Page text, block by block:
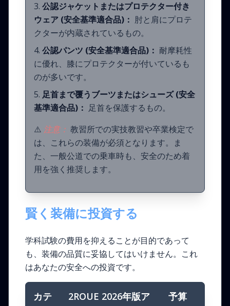
公認ジャケットまたはプロテクター付き
ウェア (安全基準適合品)： 肘と肩にプロテ
クターが内蔵されているもの。
公認パンツ (安全基準適合品)： 耐摩耗性
に優れ、膝にプロテクターが付いているも
のが多いです。
足首まで覆うブーツまたはシューズ (安全
基準適合品)： 足首を保護するもの。
⚠️ 注意： 教習所での実技教習や卒業検定で
は、これらの装備が必須となります。ま
た、一般公道での乗車時も、安全のため着
用を強く推奨します。
賢く装備に投資する
学科試験の費用を抑えることが目的であって
も、装備の品質に妥協してはいけません。これ
はあなたの安全への投資です。
カテ
2ROUE 2026年版ア
予算